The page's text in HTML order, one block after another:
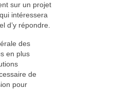
sur un projet
intéressera
d’y répondre.
des
en plus
de
pour